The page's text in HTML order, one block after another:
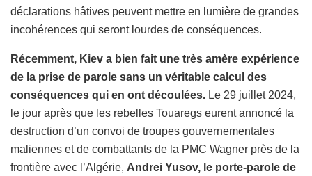
déclarations hâtives peuvent mettre en lumière de grandes
incohérences qui seront lourdes de conséquences.
Récemment, Kiev a bien fait une très amère expérience
de la prise de parole sans un véritable calcul des
conséquences qui en ont découlées. Le 29 juillet 2024,
le jour après que les rebelles Touaregs eurent annoncé la
destruction d’un convoi de troupes gouvernementales
maliennes et de combattants de la PMC Wagner près de la
frontière avec l’Algérie, Andrei Yusov, le porte-parole de